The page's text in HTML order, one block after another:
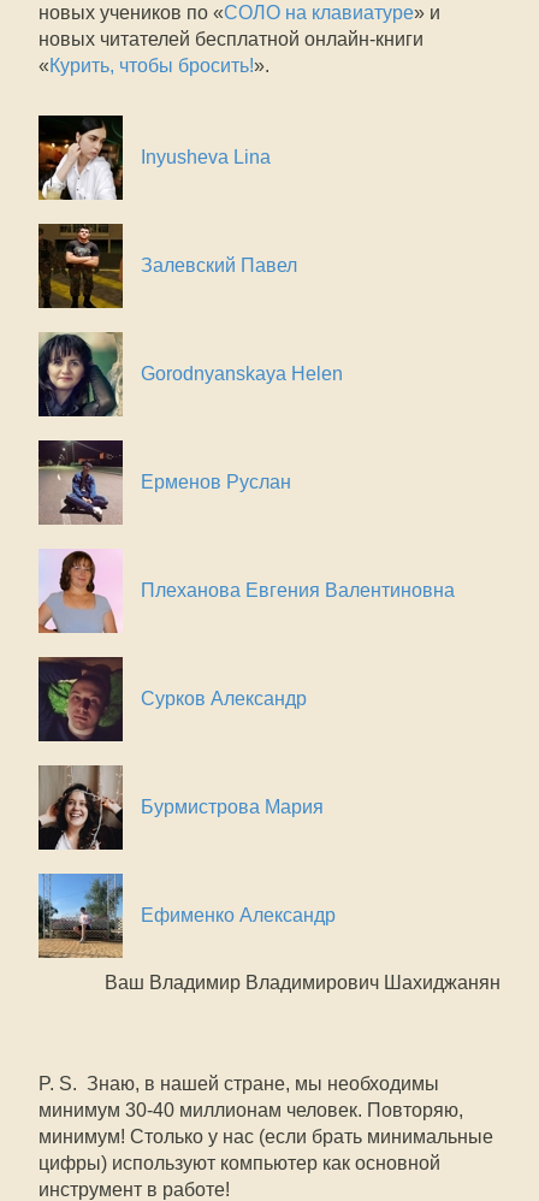
новых учеников по «СОЛО на клавиатуре» и
новых читателей бесплатной онлайн-книги
«Курить, чтобы бросить!».
Inyusheva Lina
Залевский Павел
Gorodnyanskaya Helen
Ерменов Руслан
Плеханова Евгения Валентиновна
Сурков Александр
Бурмистрова Мария
Ефименко Александр
Ваш Владимир Владимирович Шахиджанян
P. S. Знаю, в нашей стране, мы необходимы
минимум 30-40 миллионам человек. Повторяю,
минимум! Столько у нас (если брать минимальные
цифры) используют компьютер как основной
инструмент в работе!